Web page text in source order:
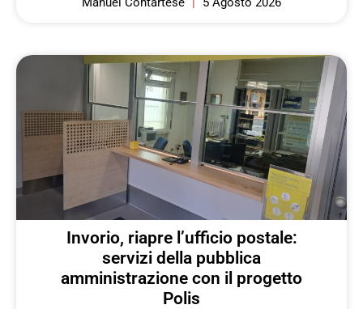
Invorio, riapre l’ufficio postale:
servizi della pubblica
amministrazione con il progetto
Polis